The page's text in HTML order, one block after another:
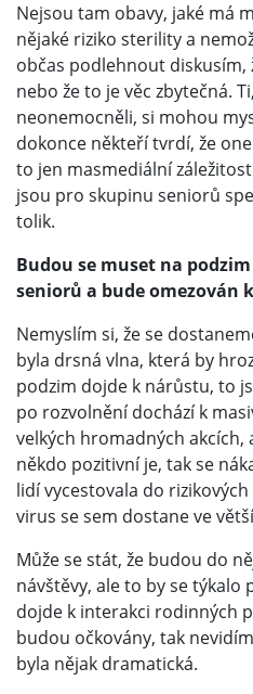
Nejsou tam obavy, jaké má
nějaké riziko sterility a
občas podlehnout diskusím,
nebo že to je věc zbytečná.
neonemocněli, si mohou
dokonce někteří tvrdí, že
to jen masmediální
jsou pro skupinu seniorů
tolik.
Budou se muset na
seniorů a bude omezován
Nemyslím si, že se
byla drsná vlna, která by
podzim dojde k nárůstu, to
po rozvolnění dochází k
velkých hromadných akcích,
někdo pozitivní je, tak se
lidí vycestovala do
virus se sem dostane ve
Může se stát, že budou do
návštěvy, ale to by se týkalo
dojde k interakci rodinných
budou očkovány, tak
byla nějak dramatická.